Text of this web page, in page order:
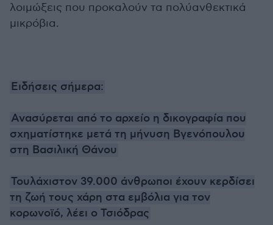
λοιμώξεις που προκαλούν τα πολύανθεκτικά
μικρόβια.
Ειδήσεις σήμερα:
Ανασύρεται από το αρχείο η δικογραφία που
σχηματίστηκε μετά τη μήνυση Βγενόπουλου
στη Βασιλική Θάνου
Τουλάχιστον 39.000 άνθρωποι έχουν κερδίσει
τη ζωή τους χάρη στα εμβόλια για τον
κορωνοϊό, λέει ο Τσιόδρας